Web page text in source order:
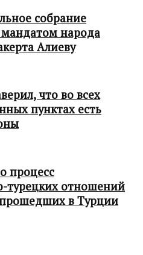
собрание
народа
Алиеву
что во всех
пунктах есть
процесс
турецких отношений
в Турции